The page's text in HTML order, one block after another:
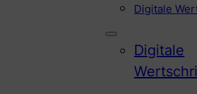
Digitale
Digitale